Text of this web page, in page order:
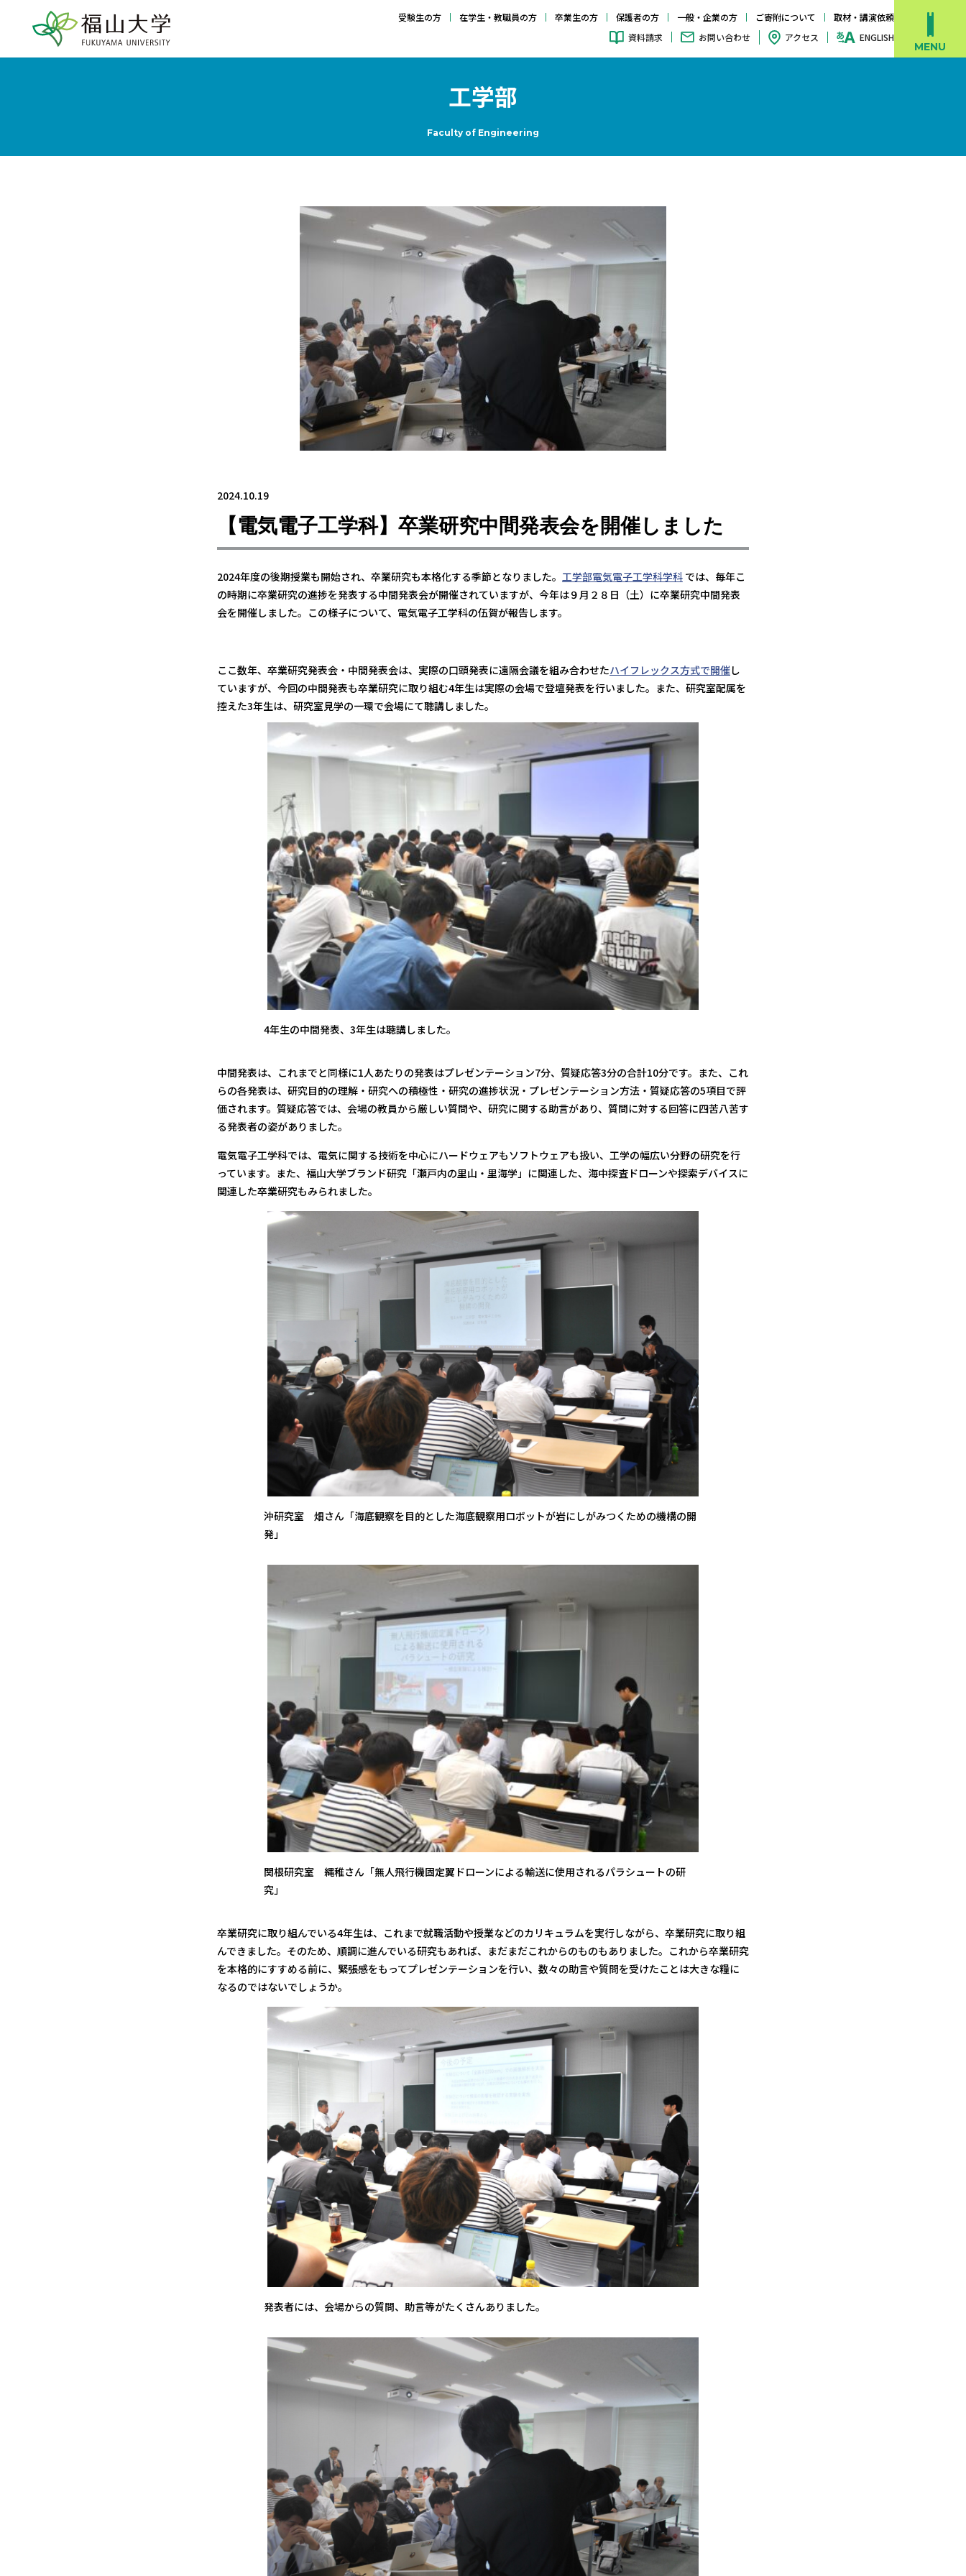
受験生の方 在学生・教職員の方 卒業生の方 保護者の方 一般・企業の方 ご寄附について
取材・講演依頼
資料請求
お問い合わせ アクセス ENGLISH
工学部
Faculty of Engineering
2024.10.19
【電気電子工学科】卒業研究中間発表会を開催しました
2024年度の後期授業も開始され、卒業研究も本格化する季節となりました。 工学部電気電子工学科学科 では、毎年こ
の時期に卒業研究の進捗を発表する中間発表会が開催されていますが、今年は９月２８日（土）に卒業研究中間発表
会を開催しました。この様子について、電気電子工学科の伍賀が報告します。
ここ数年、卒業研究発表会・中間発表会は、実際の口頭発表に遠隔会議を組み合わせたハイフレックス方式で開催し
ていますが、今回の中間発表も卒業研究に取り組む4年生は実際の会場で登壇発表を行いました。また、研究室配属を
控えた3年生は、研究室見学の一環で会場にて聴講しました。
4年生の中間発表、3年生は聴講しました。
中間発表は、これまでと同様に1人あたりの発表はプレゼンテーション7分、質疑応答3分の合計10分です。また、これ
らの各発表は、研究目的の理解・研究への積極性・研究の進捗状況・プレゼンテーション方法・質疑応答の5項目で評
価されます。質疑応答では、会場の教員から厳しい質問や、研究に関する助言があり、質問に対する回答に四苦八苦す
る発表者の姿がありました。
電気電子工学科では、電気に関する技術を中心にハードウェアもソフトウェアも扱い、工学の幅広い分野の研究を行
っています。また、福山大学ブランド研究「瀬戸内の里山・里海学」に関連した、海中探査ドローンや探索デバイスに
関連した卒業研究もみられました。
沖研究室 畑さん「海底観察を目的とした海底観察用ロボットが岩にしがみつくための機構の開
発」
関根研究室 縄稚さん「無人飛行機固定翼ドローンによる輸送に使用されるパラシュートの研
究」
卒業研究に取り組んでいる4年生は、これまで就職活動や授業などのカリキュラムを実行しながら、卒業研究に取り組
んできました。そのため、順調に進んでいる研究もあれば、まだまだこれからのものもありました。これから卒業研究
を本格的にすすめる前に、緊張感をもってプレゼンテーションを行い、数々の助言や質問を受けたことは大きな糧に
なるのではないでしょうか。
発表者には、会場からの質問、助言等がたくさんありました。